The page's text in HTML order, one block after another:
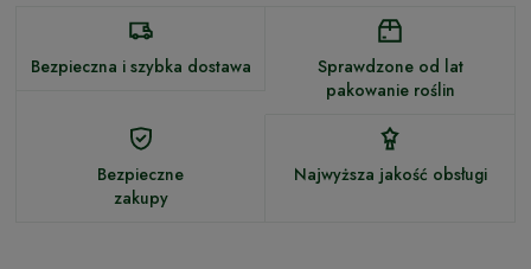
Bezpieczna i szybka dostawa
Sprawdzone od lat
pakowanie roślin
Bezpieczne
zakupy
Najwyższa jakość obsługi